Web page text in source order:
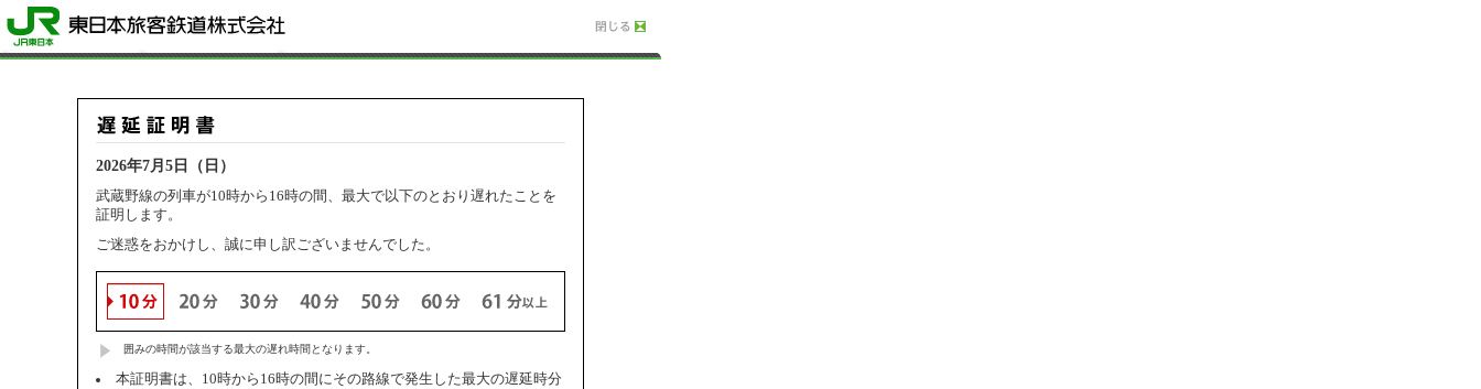
2026年7月5日（日）
武蔵野線の列車が10時から16時の間、最大で以下のとおり遅れたことを
証明します。
ご迷惑をおかけし、誠に申し訳ございませんでした。
囲みの時間が該当する最大の遅れ時間となります。
本証明書は、10時から16時の間にその路線で発生した最大の遅延時分